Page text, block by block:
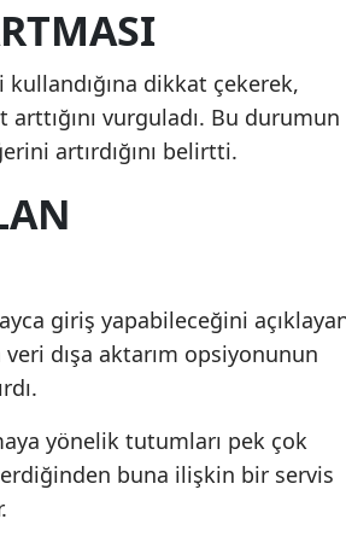
dikkat çekerek,
vurguladı. Bu durumun
artırdığını belirtti.
giriş yapabileceğini
dışa aktarım opsiyonunun
yönelik tutumları pek çok
buna ilişkin bir servis